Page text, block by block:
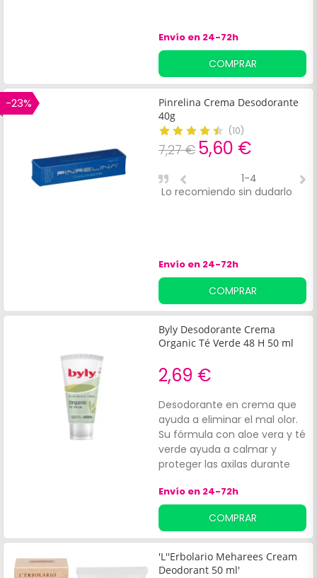
Envío en 24-72h
COMPRAR
-23%
Pinrelina Crema Desodorante
40g
(10)
7,27 € 5,60 €
Lo recomiendo sin dudarlo
1-4
Envío en 24-72h
COMPRAR
Byly Desodorante Crema
Organic Té Verde 48 H 50 ml
2,69 €
Desodorante en crema que
ayuda a eliminar el mal olor.
Su fórmula con aloe vera y té
verde ayuda a calmar y
proteger las axilas durante
aportar una agradable
sensación de frescor. No
contienen alcohol.
Envío en 24-72h
COMPRAR
'L''Erbolario Meharees Cream
Deodorant 50 ml'